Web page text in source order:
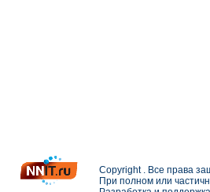
Copyright . Все права
При полном или